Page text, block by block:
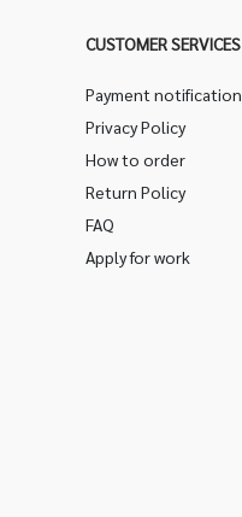
CUSTOMER SERVICES
Payment notification
Privacy Policy
How to order
Return Policy
FAQ
Apply for work